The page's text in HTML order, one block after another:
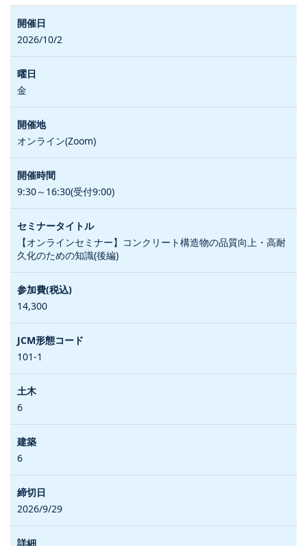
2026/10/2
金
オンライン(Zoom)
9:30～16:30(受付9:00)
【オンラインセミナー】コンクリート構造物の品質向上・高耐
久化のための知識(後編)
14,300
101-1
6
6
2026/9/29